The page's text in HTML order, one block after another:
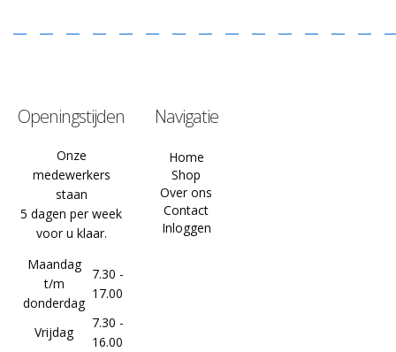
Openingstijden
Onze
medewerkers
staan
5 dagen per week
voor u klaar.
Maandag
t/m
donderdag
7.30 -
17.00
Vrijdag
7.30 -
16.00
Navigatie
Home
Shop
Over ons
Contact
Inloggen